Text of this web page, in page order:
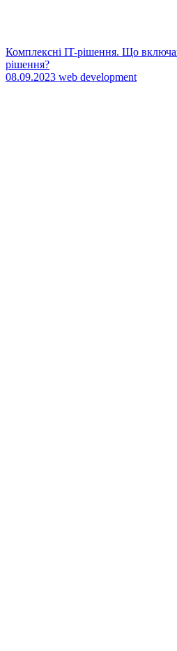
Комплексні IT-рішення. Що
рішення?
08.09.2023 web development